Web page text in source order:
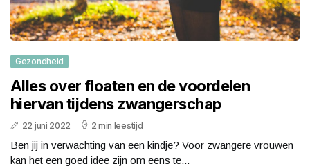
Gezondheid
Alles over floaten en de voordelen
hiervan tijdens zwangerschap
22 juni 2022 2 min leestijd
Ben jij in verwachting van een kindje? Voor zwangere vrouwen
kan het een goed idee zijn om eens te...